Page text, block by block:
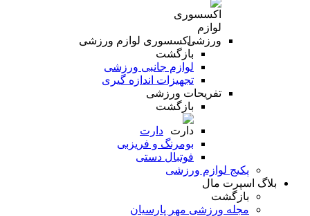
اکسسوری لوازم ورزشی
بازگشت
لوازم جانبی ورزشی
تجهیزات اندازه گیری
تفریحات ورزشی
بازگشت
دارت
بومرنگ و فریزبی
فوتبال دستی
پکیج لوازم ورزشی
بلاگ اسپرت مال
بازگشت
مجله ورزشی مهر پارسیان